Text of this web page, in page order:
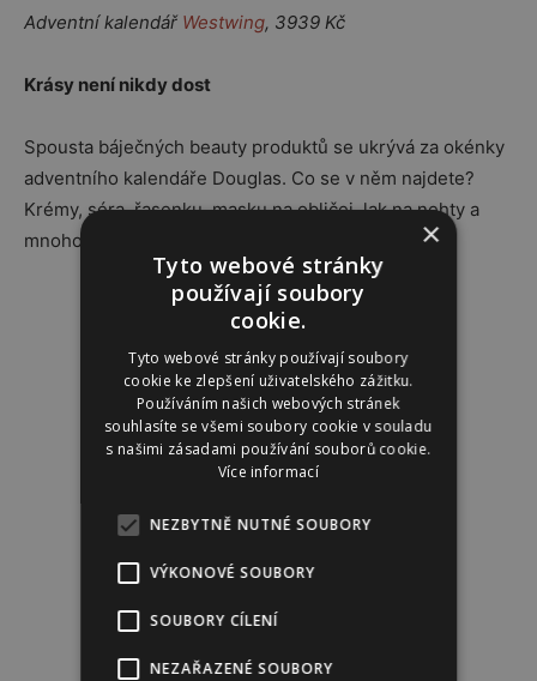
Adventní kalendář Westwing, 3939 Kč
Krásy není nikdy dost
Spousta báječných beauty produktů se ukrývá za okénky
adventního kalendáře Douglas. Co se v něm najdete?
Krémy, séra, řasenku, masku na obličej, lak na nehty a
mnoho dalšího.
×
Tyto webové stránky
používají soubory
cookie.
Tyto webové stránky používají soubory
cookie ke zlepšení uživatelského zážitku.
Používáním našich webových stránek
souhlasíte se všemi soubory cookie v souladu
s našimi zásadami používání souborů cookie.
Více informací
NEZBYTNĚ NUTNÉ SOUBORY
VÝKONOVÉ SOUBORY
SOUBORY CÍLENÍ
NEZAŘAZENÉ SOUBORY